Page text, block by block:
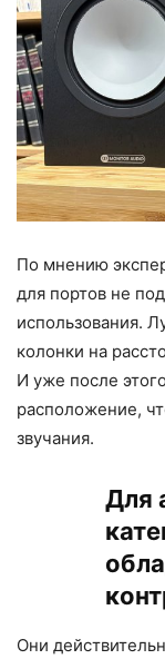
По мнению
для портов не
использования.
колонки на
И уже после
расположение,
звучания.
Для
Они